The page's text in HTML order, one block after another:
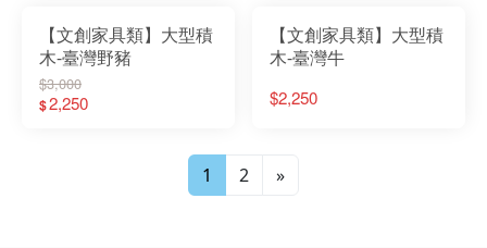
【文創家具類】大型積
木-臺灣野豬
$3,000
$2,250
【文創家具類】大型積
木-臺灣牛
$2,250
1 2 »